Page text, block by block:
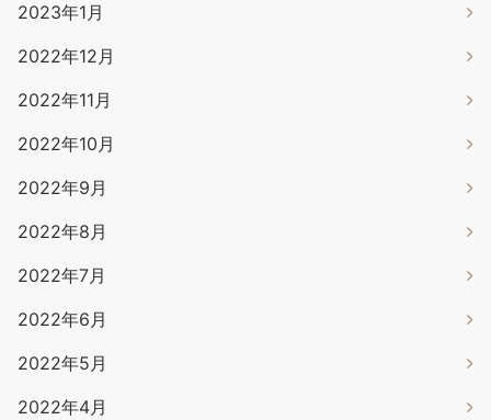
2023年1月
2022年12月
2022年11月
2022年10月
2022年9月
2022年8月
2022年7月
2022年6月
2022年5月
2022年4月